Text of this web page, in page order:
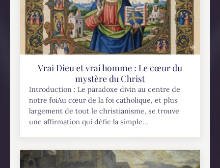
Vrai Dieu et vrai homme : Le cœur du
mystère du Christ
Introduction : Le paradoxe divin au centre de
notre foiAu cœur de la foi catholique, et plus
largement de tout le christianisme, se trouve
une affirmation qui défie la simple...